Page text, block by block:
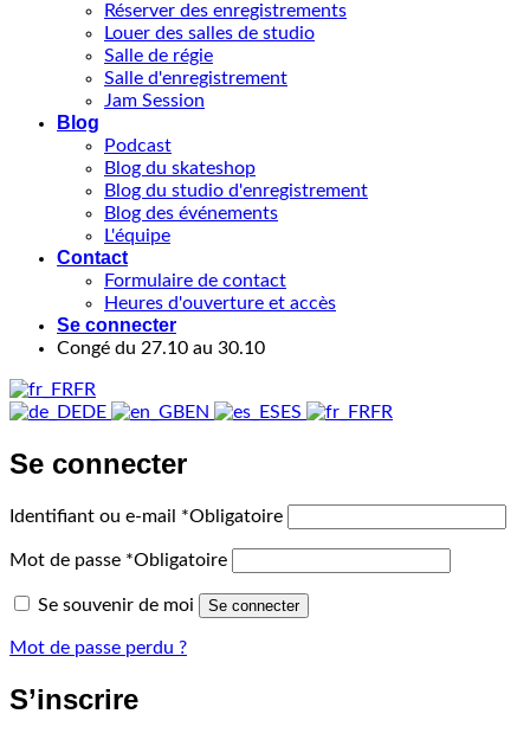
Réserver des enregistrements
Louer des salles de studio
Salle de régie
Salle d'enregistrement
Jam Session
Blog
Podcast
Blog du skateshop
Blog du studio d'enregistrement
Blog des événements
L'équipe
Contact
Formulaire de contact
Heures d'ouverture et accès
Se connecter
Congé du 27.10 au 30.10
FR
DE
EN ES FR
Se connecter
Identifiant ou e-mail *Obligatoire
Mot de passe *Obligatoire
Se souvenir de moi Se connecter
Mot de passe perdu ?
S’inscrire